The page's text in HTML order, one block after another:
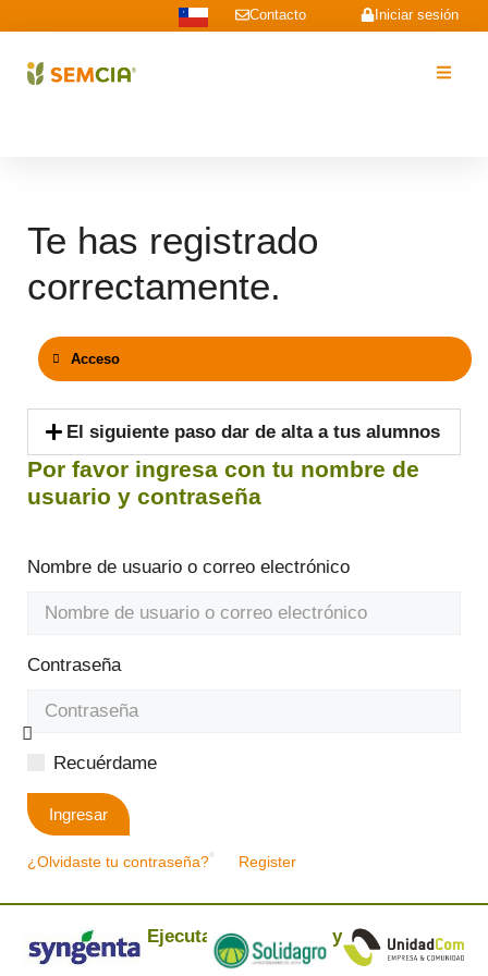
Iniciar sesión
Contacto
Te has registrado
correctamente.
Acceso
El siguiente paso dar de alta a tus alumnos
Por favor ingresa con tu nombre de
usuario y contraseña
Nombre de usuario o correo electrónico
Contraseña
Recuérdame
Ingresar
¿Olvidaste tu contraseña? Register
Ejecuta: y